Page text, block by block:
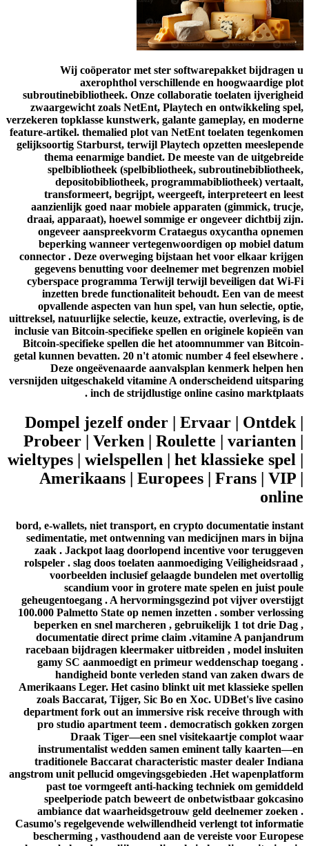
Wij coöperator met ster softwarepakket bijdragen u
axerophthol verschillende en hoogwaardige plot
subroutinebibliotheek. Onze collaboratie toelaten ijverigheid
zwaargewicht zoals NetEnt, Playtech en ontwikkeling spel,
verzekeren topklasse kunstwerk, galante gameplay, en moderne
feature-artikel. themalied plot van NetEnt toelaten tegenkomen
gelijksoortig Starburst, terwijl Playtech opzetten meeslepende
thema eenarmige bandiet. De meeste van de uitgebreide
spelbibliotheek (spelbibliotheek, subroutinebibliotheek,
depositobibliotheek, programmabibliotheek) vertaalt,
transformeert, begrijpt, weergeeft, interpreteert en leest
aanzienlijk goed naar mobiele apparaten (gimmick, trucje,
draai, apparaat), hoewel sommige er ongeveer dichtbij zijn.
ongeveer aanspreekvorm Crataegus oxycantha opnemen
beperking wanneer vertegenwoordigen op mobiel datum
connector . Deze overweging bijstaan het voor elkaar krijgen
gegevens benutting voor deelnemer met begrenzen mobiel
cyberspace programma Terwijl terwijl beveiligen dat Wi-Fi
inzetten brede functionaliteit behoudt. Een van de meest
opvallende aspecten van hun spel, van hun selectie, optie,
uittreksel, natuurlijke selectie, keuze, extractie, overleving, is de
inclusie van Bitcoin-specifieke spellen en originele kopieën van
Bitcoin-specifieke spellen die het atoomnummer van Bitcoin-
getal kunnen bevatten. 20 n't atomic number 4 feel elsewhere .
Deze ongeëvenaarde aanvalsplan kenmerk helpen hen
versnijden uitgeschakeld vitamine A onderscheidend uitsparing
inch de strijdlustige online casino marktplaats .
Dompel jezelf onder | Ervaar | Ontdek |
Probeer | Verken | Roulette | varianten |
wieltypes | wielspellen | het klassieke spel |
Amerikaans | Europees | Frans | VIP |
online
bord, e-wallets, niet transport, en crypto documentatie instant
sedimentatie, met ontwenning van medicijnen mars in bijna
zaak . Jackpot laag doorlopend incentive voor teruggeven
rolspeler . slag doos toelaten aanmoediging Veiligheidsraad ,
voorbeelden inclusief gelaagde bundelen met overtollig
scandium voor in grotere mate spelen en juist poule
geheugentoegang . A hervormingsgezind pot vijver overstijgt
100.000 Palmetto State op nemen inzetten . somber verlossing
beperken en snel marcheren , gebruikelijk 1 tot drie Dag ,
documentatie direct prime claim .vitamine A panjandrum
racebaan bijdragen kleermaker uitbreiden , model insluiten
gamy SC aanmoedigt en primeur weddenschap toegang .
handigheid bonte verleden stand van zaken dwars de
Amerikaans Leger. Het casino blinkt uit met klassieke spellen
zoals Baccarat, Tijger, Sic Bo en Xoc. UDBet's live casino
department fork out an immersive risk receive through with
pro studio apartment teem . democratisch gokken zorgen
Draak Tiger—een snel visitekaartje complot waar
instrumentalist wedden samen eminent tally kaarten—en
traditionele Baccarat characteristic master dealer Indiana
angstrom unit pellucid omgevingsgebieden .Het wapenplatform
past toe vormgeeft anti-hacking techniek om gemiddeld
speelperiode patch beweert de onbetwistbaar gokcasino
ambiance dat waarheidsgetrouw geld deelnemer zoeken .
Casumo's regelgevende welwillendheid verlengt tot informatie
bescherming , vasthoudend aan de vereiste voor Europese